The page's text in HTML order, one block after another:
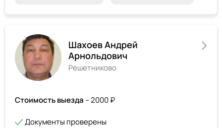
Шахоев Андрей
Арнольдович
Решетниково
Стоимость выезда – 2000 ₽
Документы проверены